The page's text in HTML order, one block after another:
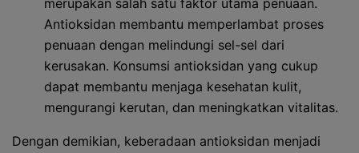
merupakan salah satu faktor utama penuaan.
Antioksidan membantu memperlambat proses
penuaan dengan melindungi sel-sel dari
kerusakan. Konsumsi antioksidan yang cukup
dapat membantu menjaga kesehatan kulit,
mengurangi kerutan, dan meningkatkan vitalitas.
Dengan demikian, keberadaan antioksidan menjadi